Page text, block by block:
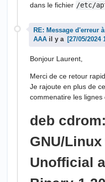
dans le fichier /etc/
RE: Message d'erreur
AAA il y a
Bonjour Laurent,
Merci de ce retour
Je rajoute en plus de
commenatire les
deb
GNU/Linux
Unofficial